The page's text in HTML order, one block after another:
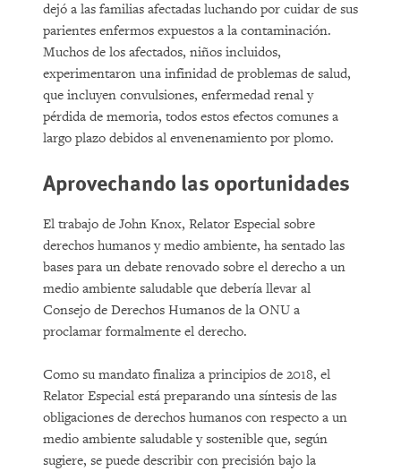
dejó a las familias afectadas luchando por cuidar de sus
parientes enfermos expuestos a la contaminación.
Muchos de los afectados, niños incluidos,
experimentaron una infinidad de problemas de salud,
que incluyen convulsiones, enfermedad renal y
pérdida de memoria, todos estos efectos comunes a
largo plazo debidos al envenenamiento por plomo.
Aprovechando las oportunidades
El trabajo de John Knox, Relator Especial sobre
derechos humanos y medio ambiente, ha sentado las
bases para un debate renovado sobre el derecho a un
medio ambiente saludable que debería llevar al
Consejo de Derechos Humanos de la ONU a
proclamar formalmente el derecho.
Como su mandato finaliza a principios de 2018, el
Relator Especial está preparando una síntesis de las
obligaciones de derechos humanos con respecto a un
medio ambiente saludable y sostenible que, según
sugiere, se puede describir con precisión bajo la